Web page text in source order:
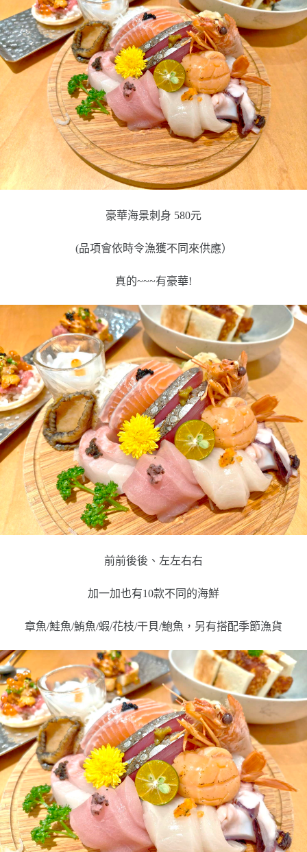
豪華海景刺身 580元
(品項會依時令漁獲不同來供應）
真的~~~有豪華!
前前後後、左左右右
加一加也有10款不同的海鮮
章魚/鮭魚/鮪魚/蝦/花枝/干貝/鮑魚，另有搭配季節漁貨